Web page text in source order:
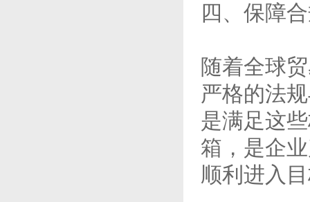
四、保障
随着全球
严格的法
是满足这
箱，是企
顺利进入